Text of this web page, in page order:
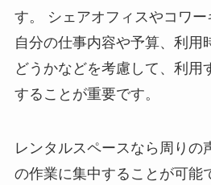
す。 シェアオフィスやコワー
自分の仕事内容や予算、利用
どうかなどを考慮して、利用
することが重要です。
レンタルスペースなら周りの
の作業に集中することが可能